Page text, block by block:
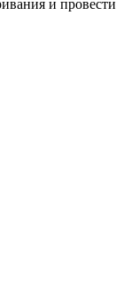
и провести